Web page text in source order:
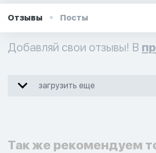
Отзывы Посты
Добавляй свои отзывы! В
загрузить еще
Так же рекомендуем